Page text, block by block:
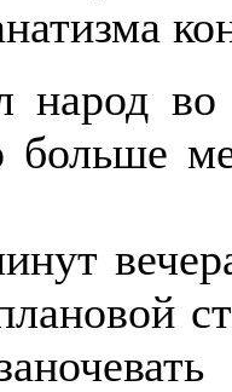
народ
больше